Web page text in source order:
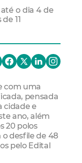
o dia 4 de
11
com uma
pensada
cidade e
ano, além
20 polos
desfile de 48
pelo Edital